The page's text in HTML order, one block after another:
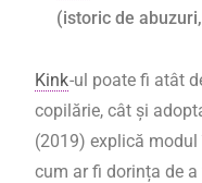
(istoric de
Kink-ul poate fi atât
copilărie, cât și
(2019) explică
cum ar fi dorința de